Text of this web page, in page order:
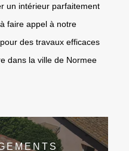
un intérieur parfaitement
faire appel à notre
des travaux efficaces
dans la ville de Normee